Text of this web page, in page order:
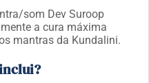
som Dev Suroop
a cura máxima
mantras da Kundalini.